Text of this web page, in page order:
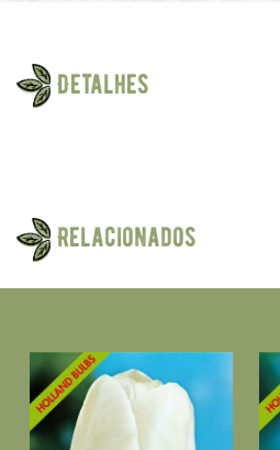
Detalhes
Relacionados